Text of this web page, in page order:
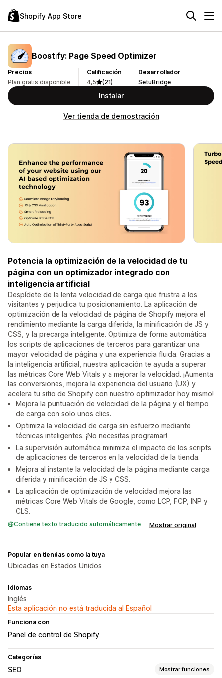
Shopify App Store
Boostify: Page Speed Optimizer
Precios
Plan gratis disponible
Calificación
4,5
(21)
Desarrollador
SetuBridge
Instalar
Ver tienda de demostración
Potencia la optimización de la velocidad de tu
página con un optimizador integrado con
inteligencia artificial
Despídete de la lenta velocidad de carga que frustra a los
visitantes y perjudica tu posicionamiento. La aplicación de
optimización de la velocidad de página de Shopify mejora el
rendimiento mediante la carga diferida, la minificación de JS y
CSS, y la precarga inteligente. Optimiza de forma automática
los scripts de aplicaciones de terceros para garantizar una
mayor velocidad de página y una experiencia fluida. Gracias a
la inteligencia artificial, nuestra aplicación te ayuda a superar
las métricas Core Web Vitals y a mejorar la velocidad. ¡Aumenta
las conversiones, mejora la experiencia del usuario (UX) y
acelera tu sitio de Shopify con nuestro optimizador hoy mismo!
Mejora la puntuación de velocidad de la página y el tiempo
de carga con solo unos clics.
Optimiza la velocidad de carga sin esfuerzo mediante
técnicas inteligentes. ¡No necesitas programar!
La supervisión automática minimiza el impacto de los scripts
de aplicaciones de terceros en la velocidad de la tienda.
Mejora al instante la velocidad de la página mediante carga
diferida y minificación de JS y CSS.
La aplicación de optimización de velocidad mejora las
métricas Core Web Vitals de Google, como LCP, FCP, INP y
CLS.
Contiene texto traducido automáticamente Mostrar original
Popular en tiendas como la tuya
Ubicadas en Estados Unidos
Idiomas
Inglés
Esta aplicación no está traducida al Español
Funciona con
Panel de control de Shopify
Categorías
SEO Mostrar funciones